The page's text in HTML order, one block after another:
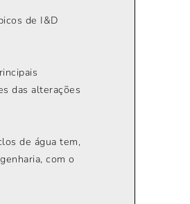
de I&D
das alterações
de água tem,
com o